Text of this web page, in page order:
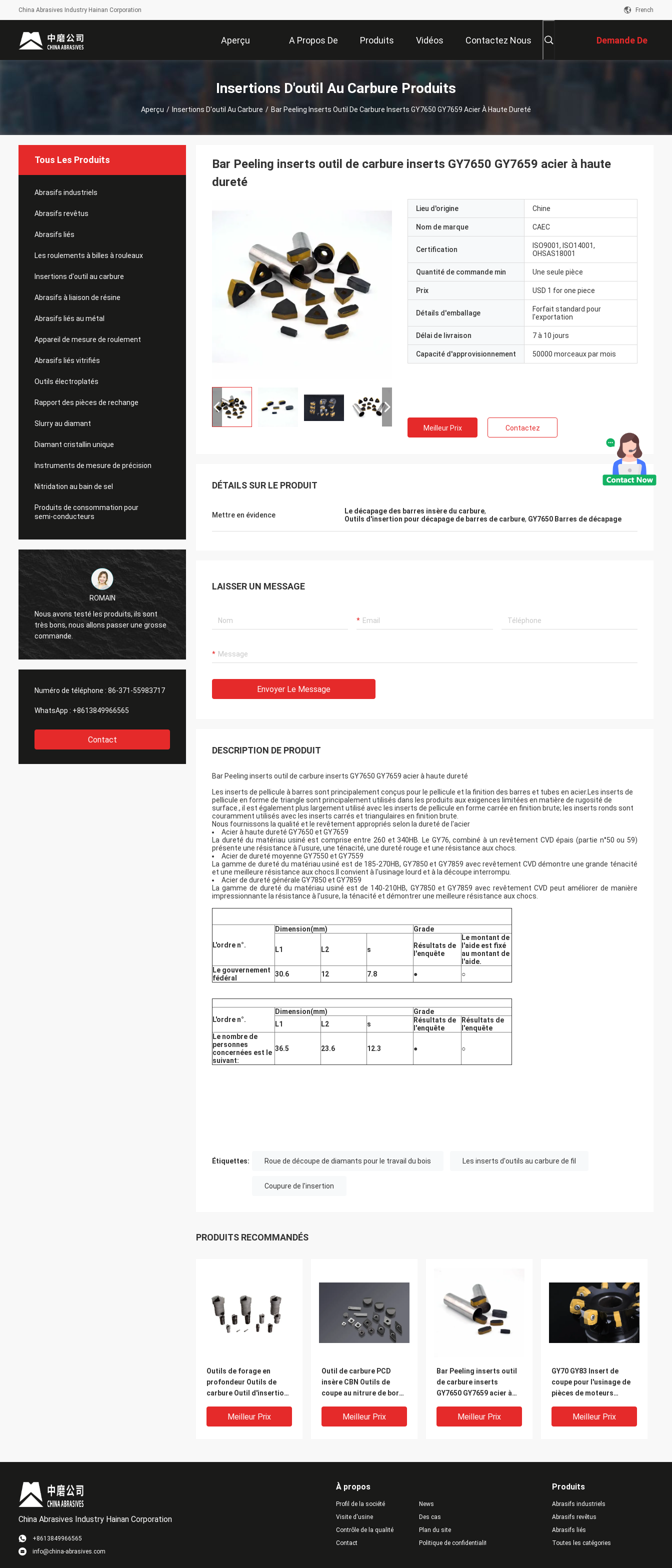
China Abrasives Industry Hainan Corporation French
Aperçu A Propos De
Nous
Produits Vidéos Contactez Nous Demande De
Soumission
Insertions D'outil Au Carbure Produits
Aperçu / Insertions D'outil Au Carbure / Bar Peeling Inserts Outil De Carbure Inserts GY7650 GY7659 Acier À Haute Dureté
Tous Les Produits
Abrasifs industriels
Abrasifs revêtus
Abrasifs liés
Les roulements à billes à rouleaux
Insertions d'outil au carbure
Abrasifs à liaison de résine
Abrasifs liés au métal
Appareil de mesure de roulement
Abrasifs liés vitrifiés
Outils électroplatés
Rapport des pièces de rechange
Slurry au diamant
Diamant cristallin unique
Instruments de mesure de précision
Nitridation au bain de sel
Produits de consommation pour
semi-conducteurs
ROMAIN
Nous avons testé les produits, ils sont
très bons, nous allons passer une grosse
commande.
Maria
sommes satisfaits de l'équipe avec
laquelle nous travaillons. J'espère que
pendant de nombreuses années. Je vous
remercie.
Numéro de téléphone : 86-371-55983717
WhatsApp : +8613849966565
Contact
Bar Peeling inserts outil de carbure inserts GY7650 GY7659 acier à haute
dureté
Lieu d'origine Chine
Nom de marque CAEC
Certification
ISO9001, ISO14001,
OHSAS18001
Quantité de commande min Une seule pièce
Prix USD 1 for one piece
Détails d'emballage
Forfait standard pour
l'exportation
Délai de livraison 7 à 10 jours
Capacité d'approvisionnement 50000 morceaux par mois
Meilleur Prix Contactez
DÉTAILS SUR LE PRODUIT
Mettre en évidence Le décapage des barres insère du carbure,
Outils d'insertion pour décapage de barres de carbure, GY7650 Barres de décapage
LAISSER UN MESSAGE
Envoyer Le Message
DESCRIPTION DE PRODUIT
Bar Peeling inserts outil de carbure inserts GY7650 GY7659 acier à haute dureté
Les inserts de pellicule à barres sont principalement conçus pour le pellicule et la finition des barres et tubes en acier.Les inserts de
pellicule en forme de triangle sont principalement utilisés dans les produits aux exigences limitées en matière de rugosité de
surface., il est également plus largement utilisé avec les inserts de pellicule en forme carrée en finition brute; les inserts ronds sont
couramment utilisés avec les inserts carrés et triangulaires en finition brute.
Nous fournissons la qualité et le revêtement appropriés selon la dureté de l'acier
Acier à haute dureté GY7650 et GY7659
La dureté du matériau usiné est comprise entre 260 et 340HB. Le GY76, combiné à un revêtement CVD épais (partie n°50 ou 59)
présente une résistance à l'usure, une ténacité, une dureté rouge et une résistance aux chocs.
Acier de dureté moyenne GY7550 et GY7559
La gamme de dureté du matériau usiné est de 185-270HB, GY7850 et GY7859 avec revêtement CVD démontre une grande ténacité
et une meilleure résistance aux chocs.Il convient à l'usinage lourd et à la découpe interrompu.
Acier de dureté générale GY7850 et GY7859
La gamme de dureté du matériau usiné est de 140-210HB, GY7850 et GY7859 avec revêtement CVD peut améliorer de manière
impressionnante la résistance à l'usure, la ténacité et démontrer une meilleure résistance aux chocs.
L'ordre n°.
Dimension(mm) Grade
L1 L2 s
Résultats de
l'enquête
Le montant de
l'aide est fixé
au montant de
l'aide.
Le gouvernement
fédéral
30.6 12 7.8 ● ○
L'ordre n°.
Dimension(mm)
Grade
L1 L2 s
Résultats de
l'enquête
Résultats de
l'enquête
Le nombre de
personnes
concernées est le
suivant:
36.5 23.6 12.3 ● ○
Étiquettes: Roue de découpe de diamants pour le travail du bois Les inserts d'outils au carbure de fil
Coupure de l'insertion
PRODUITS RECOMMANDÉS
Outils de forage en
profondeur Outils de
carbure Outil d'insertion
Meilleur Prix
Outil de carbure PCD
insère CBN Outils de
coupe au nitrure de bore
Meilleur Prix
Bar Peeling inserts outil
de carbure inserts
GY7650 GY7659 acier à
Meilleur Prix
GY70 GY83 Insert de
coupe pour l'usinage de
pièces de moteurs
Meilleur Prix
China Abrasives Industry Hainan Corporation
+8613849966565
info@china-abrasives.com
À propos
Profil de la société
Visite d'usine
Contrôle de la qualité
Contact
News
Des cas
Plan du site
Politique de confidentialité
Produits
Abrasifs industriels
Abrasifs revêtus
Abrasifs liés
Toutes les catégories